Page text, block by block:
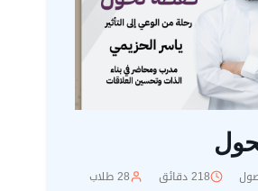
218 دقائق
28 طلاب